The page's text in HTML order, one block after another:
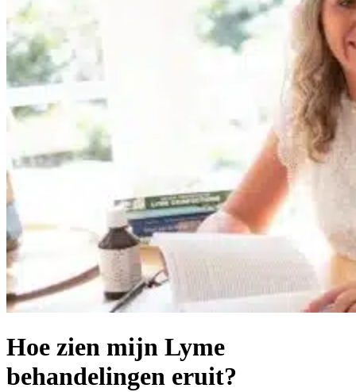
Hoe zien mijn Lyme
behandelingen eruit?